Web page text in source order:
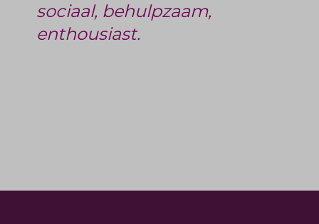
sociaal, behulpzaam,
enthousiast.